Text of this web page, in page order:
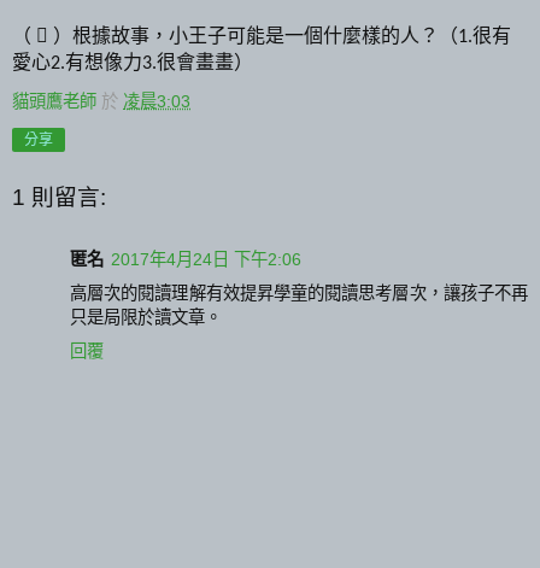
（  ） 根據故事，小王子可能是一個什麼樣的人？（1.很有
愛心2.有想像力3.很會畫畫）
貓頭鷹老師 於 凌晨3:03
分享
1 則留言:
匿名 2017年4月24日 下午2:06
高層次的閱讀理解有效提昇學童的閱讀思考層次，讓孩子不再
只是局限於讀文章。
回覆